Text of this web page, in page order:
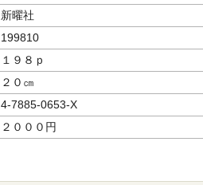
新曜社
199810
１９８ｐ
２０㎝
4-7885-0653-X
２０００円